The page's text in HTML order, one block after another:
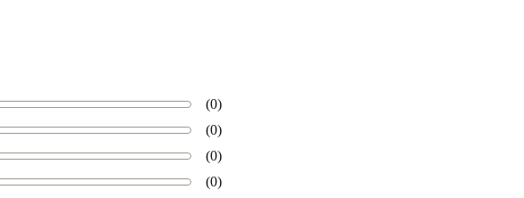
(0)
(0)
(0)
(0)